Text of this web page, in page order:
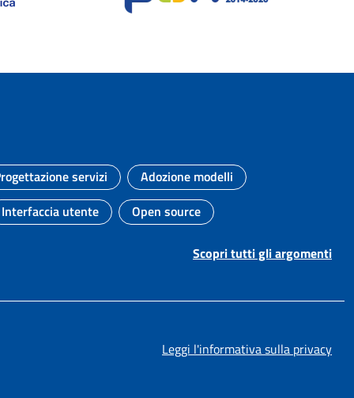
Argomento:
servizi
Argomento:
Adozione modelli
Argomento:
Interfaccia utente
Argomento:
Open source
Scopri tutti gli argomenti
Leggi l'informativa sulla privacy